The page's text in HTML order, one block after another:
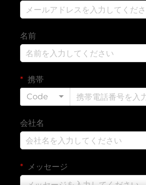
名前
携帯
Code
会社名
メッセージ